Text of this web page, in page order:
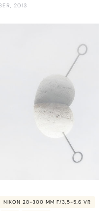
2013
NIKON 28-300 MM F/3,5-5,6 VR